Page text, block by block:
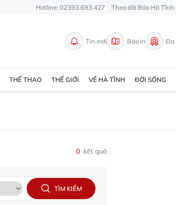
Hotline: 02393.693.427 Theo dõi Báo Hà Tĩnh
Tin mới Báo in Đa
THỂ THAO THẾ GIỚI VỀ HÀ TĨNH ĐỜI SỐNG
0 kết quả
TÌM KIẾM